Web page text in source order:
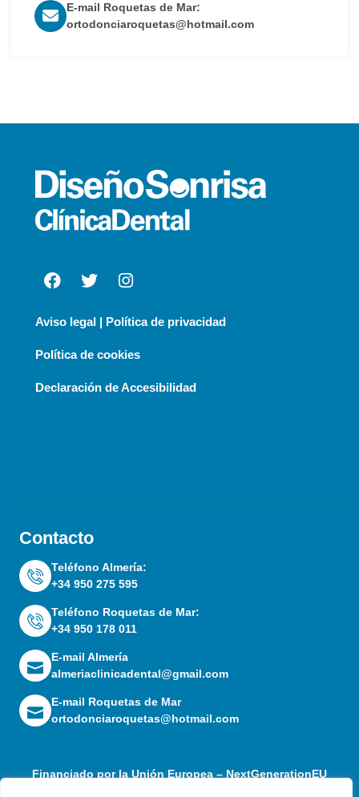
E-mail Roquetas de Mar:
ortodonciaroquetas@hotmail.com
Contacto
Teléfono Almería:
+34 950 275 595
Teléfono Roquetas de Mar:
+34 950 178 011
E-mail Almería
almeriaclinicadental@gmail.com
E-mail Roquetas de Mar
ortodonciaroquetas@hotmail.com
Aviso legal | Política de privacidad
Política de cookies
Declaración de Accesibilidad
Financiado por la Unión Europea – NextGenerationEU